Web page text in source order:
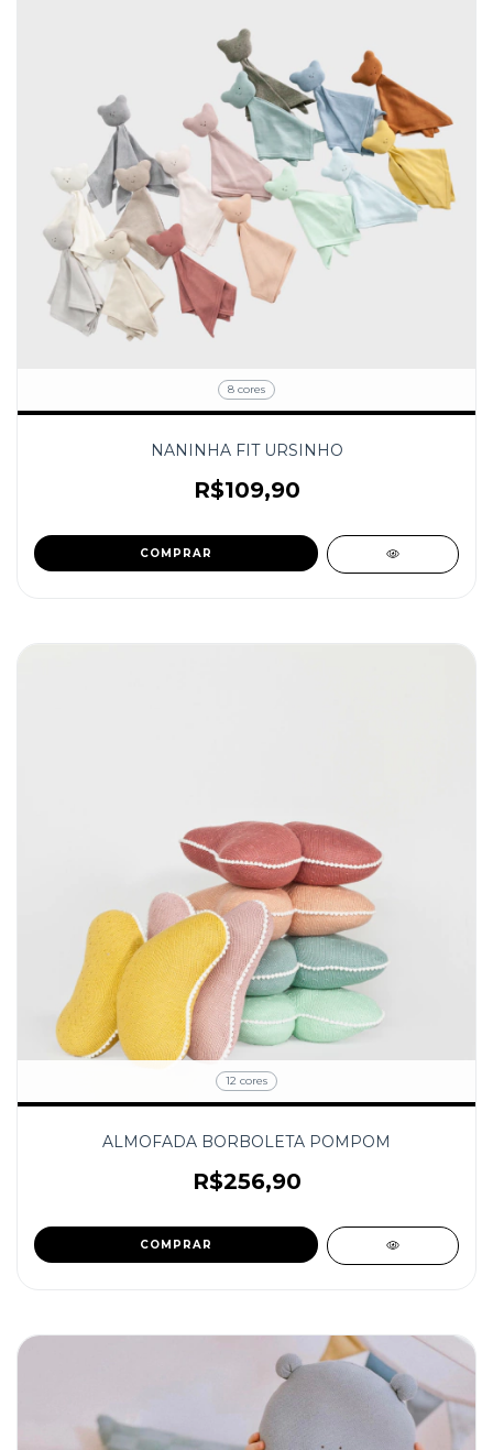
8 cores
NANINHA FIT URSINHO
R$109,90
COMPRAR
12 cores
ALMOFADA BORBOLETA POMPOM
R$256,90
COMPRAR